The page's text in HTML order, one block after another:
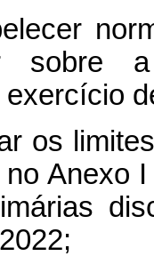
sobre
os
Anexo